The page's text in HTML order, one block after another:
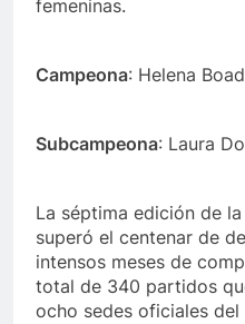
femeninas.
Campeona: Helena
Subcampeona: Laura
La séptima edición de
superó el centenar de
intensos meses de
total de 340 partidos
ocho sedes oficiales